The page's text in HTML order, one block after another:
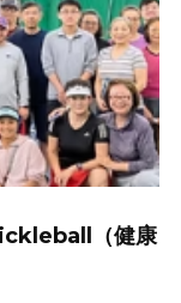
（健康